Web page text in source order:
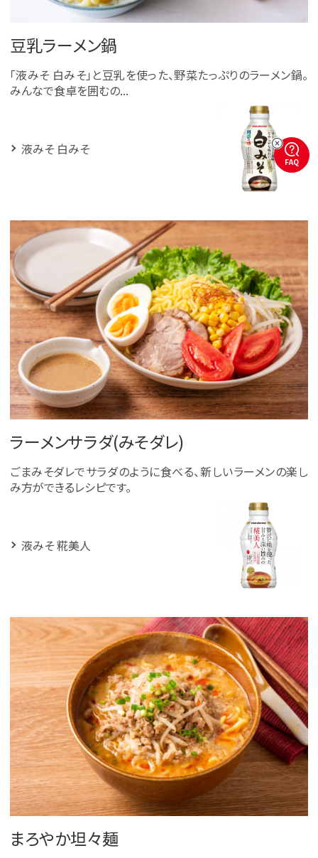
豆乳ラーメン鍋
「液みそ 白みそ」と豆乳を使った、野菜たっぷりのラーメン鍋。
みんなで食卓を囲むの...
液みそ 白みそ
ラーメンサラダ(みそダレ)
ごまみそダレでサラダのように食べる、新しいラーメンの楽し
み方ができるレシピです。
液みそ 糀美人
まろやか坦々麺
FAQ